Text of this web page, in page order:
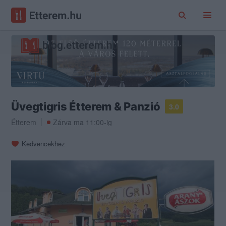
Üvegtigris Étterem & Panzió
3.0
Étterem
Zárva ma 11:00-ig
Kedvencekhez